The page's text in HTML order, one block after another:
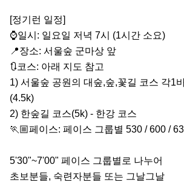
[정기런 일정]
⌚️일시: 일요일 저녁 7시 (1시간 소요)
📍장소: 서울숲 군마상 앞
🔃코스: 아래 지도 참고
1) 서울숲 공원의 대숲,숲,꽃길 코스 각1
(4.5k)
2) 한숲길 코스(5k) - 한강 코스
🏃🏼페이스: 페이스 그룹별 530 / 600 /
5'30"~7'00" 페이스 그룹별로 나누어
초보분들, 숙련자분들 또는 그날그날